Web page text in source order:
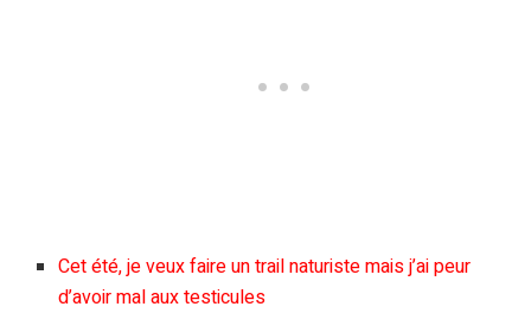
Cet été, je veux faire un trail naturiste mais j’ai peur
d’avoir mal aux testicules